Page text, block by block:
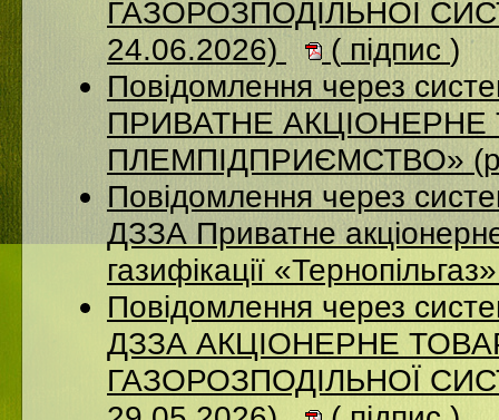
ГАЗОРОЗПОДІЛЬНОЇ
24.06.2026)
( підпис )
Повідомлення через
ПРИВАТНЕ АКЦІОНЕРНЕ
ПЛЕМПІДПРИЄМСТВО»
Повідомлення через
ДЗЗА Приватне
газифікації
Повідомлення через
ДЗЗА АКЦІОНЕРНЕ
ГАЗОРОЗПОДІЛЬНОЇ